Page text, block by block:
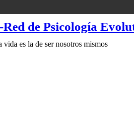
de Psicología
es la de ser nosotros mismos